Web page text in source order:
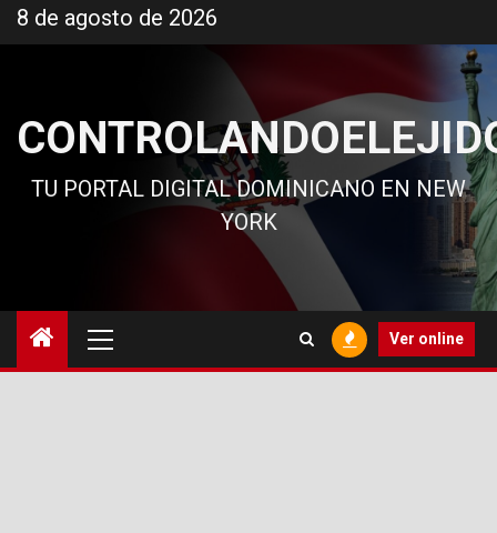
al
8 de agosto de 2026
TU PORTAL DIGITAL DOMINICANO EN NEW
YORK
principal
Ver online